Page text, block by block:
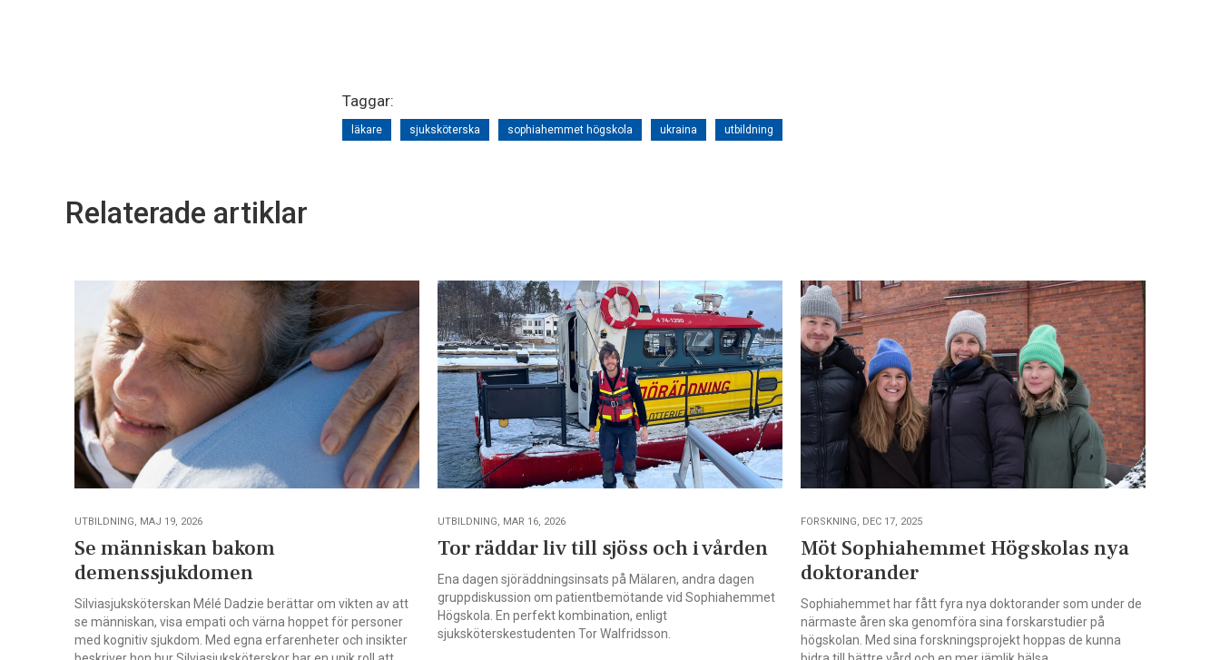
Taggar:
läkare sjuksköterska sophiahemmet högskola ukraina utbildning
Relaterade artiklar
UTBILDNING, MAJ 19, 2026
Se människan bakom
demenssjukdomen
Silviasjuksköterskan Mélé Dadzie berättar om vikten av att
se människan, visa empati och värna hoppet för personer
med kognitiv sjukdom. Med egna erfarenheter och insikter
UTBILDNING, MAR 16, 2026
Tor räddar liv till sjöss och i vården
Ena dagen sjöräddningsinsats på Mälaren, andra dagen
gruppdiskussion om patientbemötande vid Sophiahemmet
Högskola. En perfekt kombination, enligt
sjuksköterskestudenten Tor Walfridsson.
FORSKNING, DEC 17, 2025
Möt Sophiahemmet Högskolas nya
doktorander
Sophiahemmet har fått fyra nya doktorander som under de
närmaste åren ska genomföra sina forskarstudier på
högskolan. Med sina forskningsprojekt hoppas de kunna